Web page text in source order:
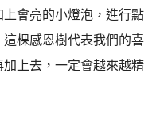
會亮的小燈泡，進行點
棵感恩樹代表我們的喜
上去，一定會越來越精